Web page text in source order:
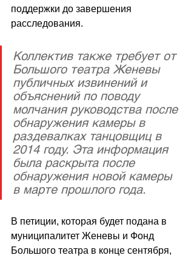
поддержки до завершения
расследования.
Коллектив также требует от
Большого театра Женевы
публичных извинений и
объяснений по поводу
молчания руководства после
обнаружения камеры в
раздевалках танцовщиц в
2014 году. Эта информация
была раскрыта после
обнаружения новой камеры
в марте прошлого года.
В петиции, которая будет подана в
муниципалитет Женевы и Фонд
Большого театра в конце сентября,